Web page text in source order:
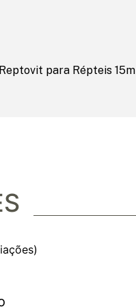
para Répteis